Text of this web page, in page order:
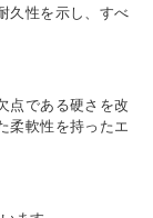
久性を示し、すべ
点である硬さを改
柔軟性を持ったエ